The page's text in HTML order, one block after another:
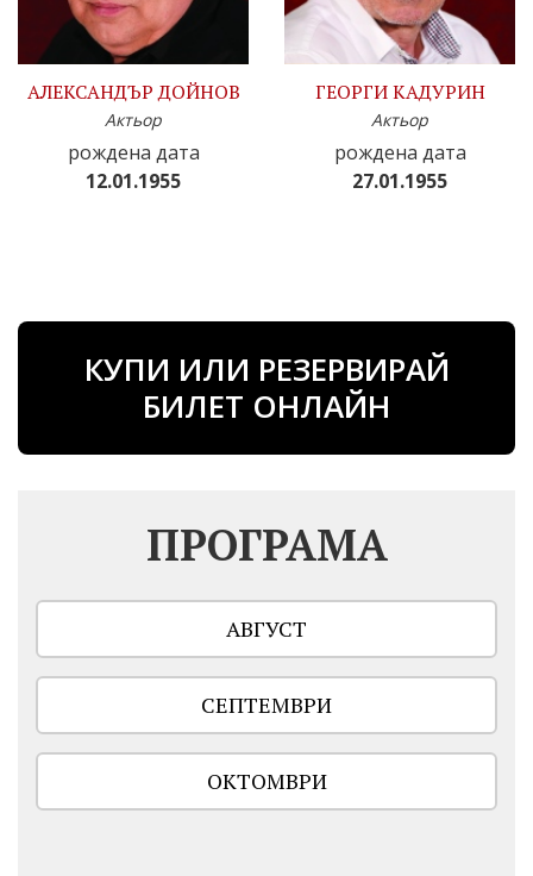
АЛЕКСАНДЪР ДОЙНОВ
Актьор
рождена дата
12.01.1955
ГЕОРГИ КАДУРИН
Актьор
рождена дата
27.01.1955
КУПИ ИЛИ РЕЗЕРВИРАЙ
БИЛЕТ ОНЛАЙН
ПРОГРАМА
АВГУСТ
СЕПТЕМВРИ
ОКТОМВРИ